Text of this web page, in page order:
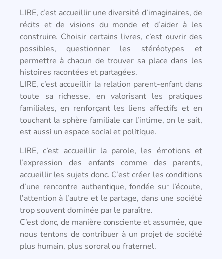
LIRE, c’est accueillir une diversité d’imaginaires, de
récits et de visions du monde et d’aider à les
construire. Choisir certains livres, c’est ouvrir des
possibles, questionner les stéréotypes et
permettre à chacun de trouver sa place dans les
histoires racontées et partagées.
LIRE, c’est accueillir la relation parent-enfant dans
toute sa richesse, en valorisant les pratiques
familiales, en renforçant les liens affectifs et en
touchant la sphère familiale car l’intime, on le sait,
est aussi un espace social et politique.
LIRE, c’est accueillir la parole, les émotions et
l’expression des enfants comme des parents,
accueillir les sujets donc. C’est créer les conditions
d’une rencontre authentique, fondée sur l’écoute,
l’attention à l’autre et le partage, dans une société
trop souvent dominée par le paraître.
C’est donc, de manière consciente et assumée, que
nous tentons de contribuer à un projet de société
plus humain, plus sororal ou fraternel.